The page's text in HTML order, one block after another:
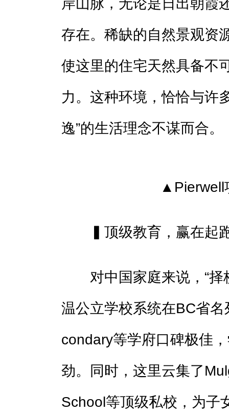
岸山脉，无论是日出朝霞
存在。稀缺的自然景观资
使这里的住宅天然具备不
力。这种环境，恰恰与许
逸”的生活理念不谋而合。
▲Pierwell
▍顶级教育，赢在起
对中国家庭来说，“择
温公立学校系统在BC省
condary等学府口碑极佳
劲。同时，这里云集了
School等顶级私校，为子